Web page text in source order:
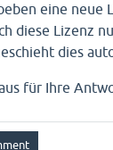
eine
diese Lizenz
dies
für Ihre